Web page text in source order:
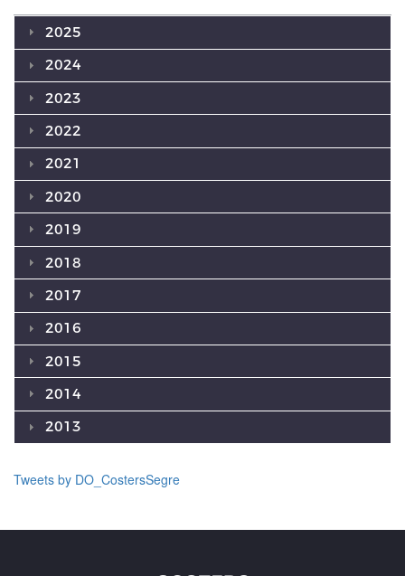
2025
2024
2023
2022
2021
2020
2019
2018
2017
2016
2015
2014
2013
Tweets by DO_CostersSegre